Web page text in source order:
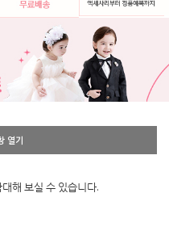
열기
해 보실 수 있습니다.